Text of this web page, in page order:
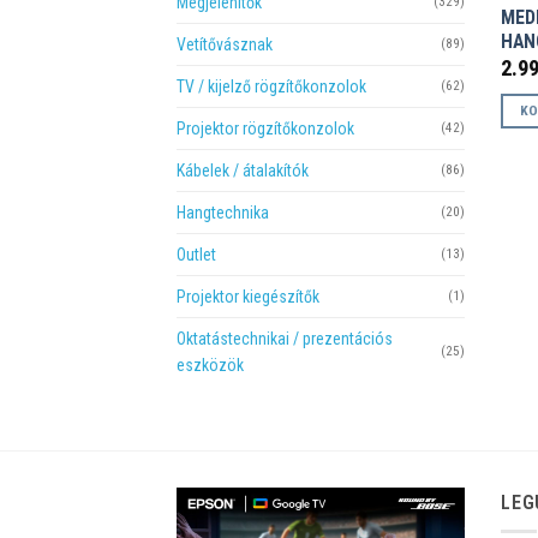
Vetítővásznak (89)
TV / kijelző rögzítőkonzolok (62)
Projektor rögzítőkonzolok (42)
Kábelek / átalakítók (86)
Hangtechnika (20)
Outlet (13)
Projektor kiegészítők (1)
Oktatástechnikai / prezentációs
eszközök
(25)